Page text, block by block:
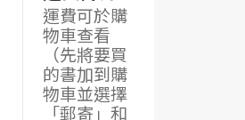
運費可於購
物車查看
（先將要買
的書加到購
物車並選擇
「郵寄」和